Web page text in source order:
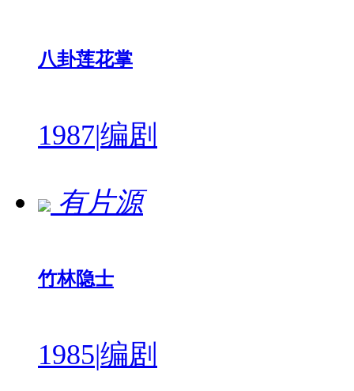
八卦莲花掌
1987|编剧
有片源
竹林隐士
1985|编剧